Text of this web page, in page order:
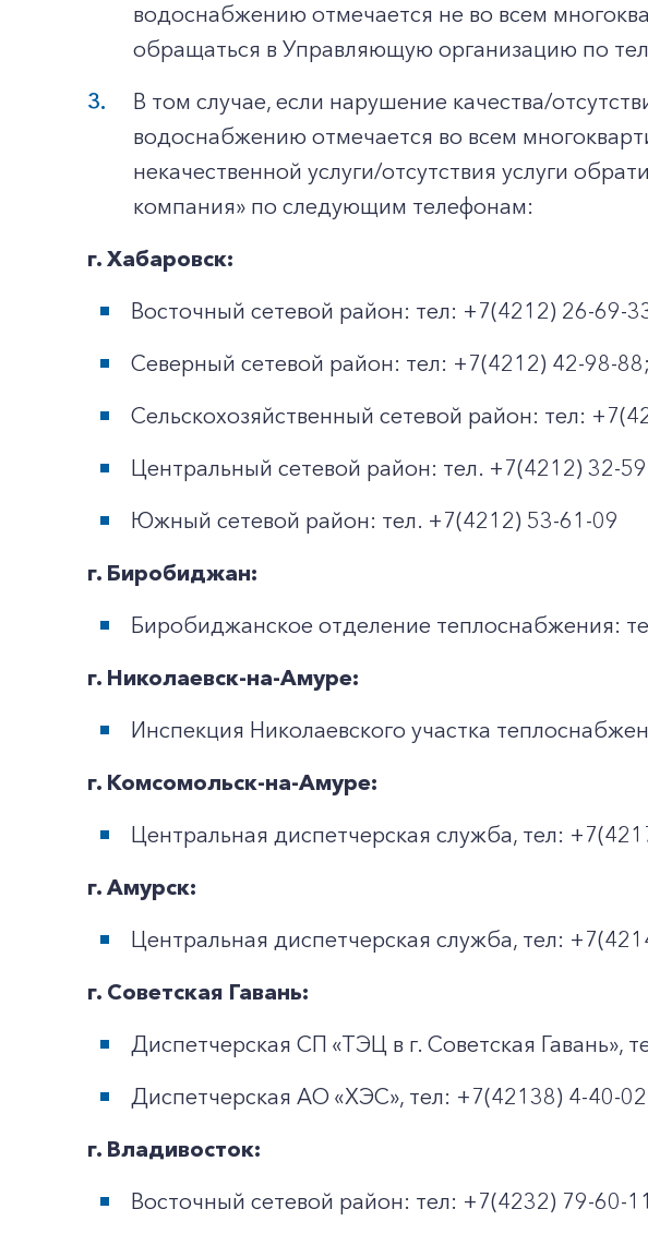
водоснабжению отмечается не во всем
обращаться в Управляющую организацию по
В том случае, если нарушение качества/
водоснабжению отмечается во всем
некачественной услуги/отсутствия услуги
компания» по следующим телефонам:
г. Хабаровск:
Восточный сетевой район: тел: +7(4212) 26-69-
Северный сетевой район: тел: +7(4212) 42-98-88;
Сельскохозяйственный сетевой район: тел:
Центральный сетевой район: тел. +7(4212) 32-
Южный сетевой район: тел. +7(4212) 53-61-09
г. Биробиджан:
Биробиджанское отделение теплоснабжения:
г. Николаевск-на-Амуре:
Инспекция Николаевского участка
г. Комсомольск-на-Амуре:
Центральная диспетчерская служба, тел:
г. Амурск:
Центральная диспетчерская служба, тел:
г. Советская Гавань:
Диспетчерская СП «ТЭЦ в г. Советская Гавань»,
Диспетчерская АО «ХЭС», тел: +7(42138) 4-40-
г. Владивосток:
Восточный сетевой район: тел: +7(4232) 79-60-